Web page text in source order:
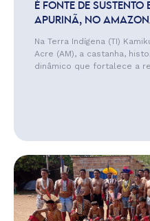
É FONTE DE
APURINÃ, NO
Na Terra Indígena (TI)
Acre (AM), a castanha,
dinâmico que fortalece a